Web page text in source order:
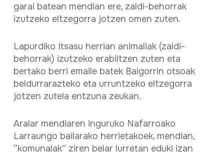
garai batean mendian ere, zaldi-behorrak
izutzeko eltzegorra jotzen omen zuten.
Lapurdiko Itsasu herrian animaliak (zaldi-
behorrak) izutzeko erabiltzen zuten eta
bertako berri emaile batek Baigorrin otsoak
beldurrarazteko eta urruntzeko eltzegorra
jotzen zutela entzuna zeukan.
Aralar mendiaren inguruko Nafarroako
Larraungo bailarako herrietakoek, mendian,
“komunalak” ziren belar lurretan eduki izan